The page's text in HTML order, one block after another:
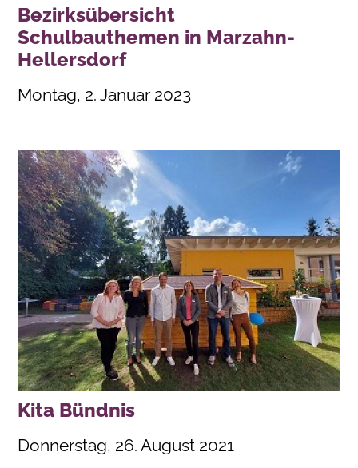
Bezirksübersicht
Schulbauthemen in Marzahn-
Hellersdorf
Montag, 2. Januar 2023
Kita Bündnis
Donnerstag, 26. August 2021